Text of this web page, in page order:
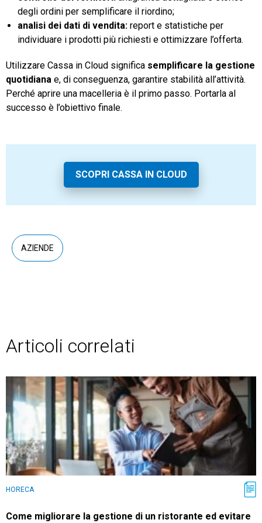
degli ordini per semplificare il riordino;
analisi dei dati di vendita: report e statistiche per
individuare i prodotti più richiesti e ottimizzare l’offerta.
Utilizzare Cassa in Cloud significa semplificare la gestione
quotidiana e, di conseguenza, garantire stabilità all’attività.
Perché aprire una macelleria è il primo passo. Portarla al
successo è l’obiettivo finale.
SCOPRI CASSA IN CLOUD
AZIENDE
Articoli correlati
HORECA
Come migliorare la gestione di un ristorante ed evitare